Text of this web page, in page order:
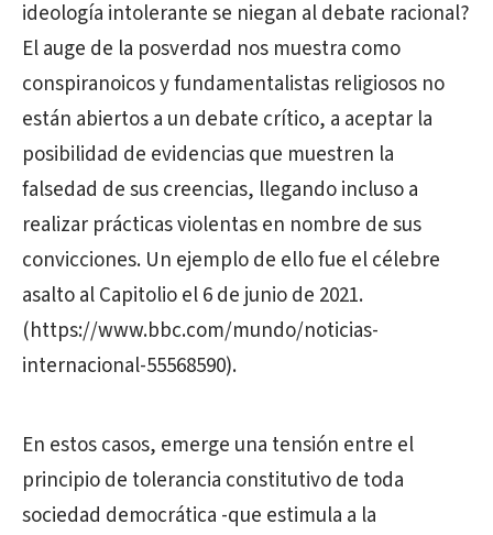
ideología intolerante se niegan al debate racional?
El auge de la posverdad nos muestra como
conspiranoicos y fundamentalistas religiosos no
están abiertos a un debate crítico, a aceptar la
posibilidad de evidencias que muestren la
falsedad de sus creencias, llegando incluso a
realizar prácticas violentas en nombre de sus
convicciones. Un ejemplo de ello fue el célebre
asalto al Capitolio el 6 de junio de 2021.
(https://www.bbc.com/mundo/noticias-
internacional-55568590).
En estos casos, emerge una tensión entre el
principio de tolerancia constitutivo de toda
sociedad democrática -que estimula a la